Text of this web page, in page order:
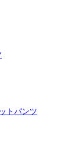
トパンツ